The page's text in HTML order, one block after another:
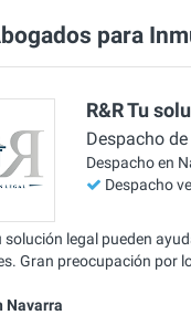
para
R&R Tu
Despacho
Despacho en
Despacho
solución legal pueden
Gran preocupación por
Navarra